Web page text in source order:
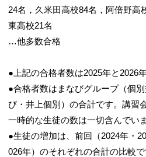
24名，久米田高校84名，阿倍野高
東高校21名
…他多数合格
●上記の合格者数は2025年と2026
●合格者数はまなびグループ（個
び・井上個別）の合計です。講習
一時的な生徒の数は一切含んでい
●生徒の増加は、前回（2024年・
026年）のそれぞれの合計の比較で